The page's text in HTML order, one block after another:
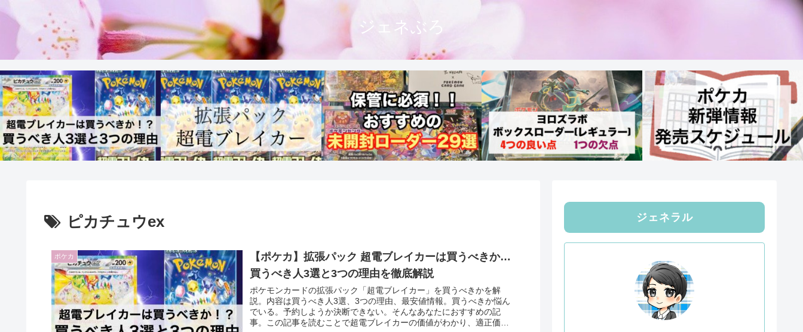
ジェネぶろ
ピカチュウex
ポケカ
【ポケカ】拡張パック 超電ブレイカーは買うべきか…
買うべき人3選と3つの理由を徹底解説
ポケモンカードの拡張パック「超電ブレイカー」を買うべきかを解
説。内容は買うべき人3選、3つの理由、最安値情報。買うべきか悩ん
でいる。予約しようか決断できない。そんなあなたにおすすめの記
事。この記事を読むことで超電ブレイカーの価値がわかり、適正価格
ジェネラル